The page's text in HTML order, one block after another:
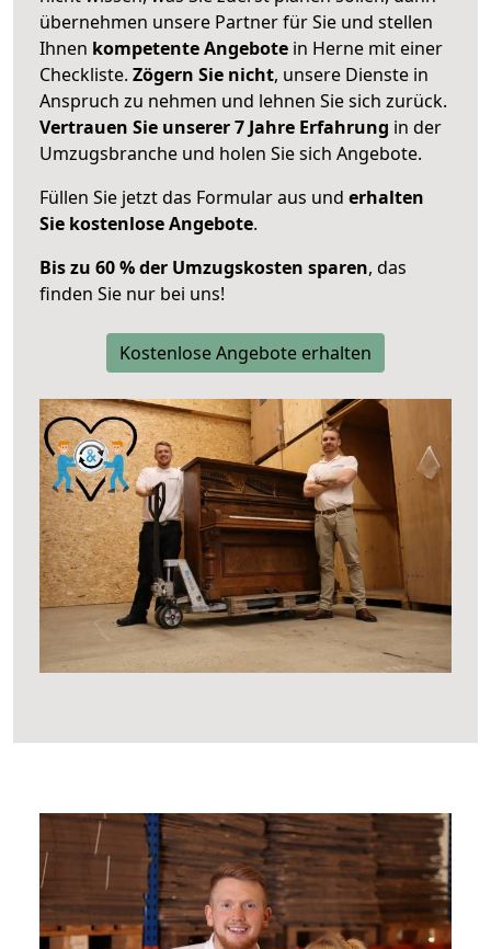
übernehmen unsere Partner für Sie und stellen
Ihnen kompetente Angebote in Herne mit einer
Checkliste. Zögern Sie nicht, unsere Dienste in
Anspruch zu nehmen und lehnen Sie sich zurück.
Vertrauen Sie unserer 7 Jahre Erfahrung in der
Umzugsbranche und holen Sie sich Angebote.
Füllen Sie jetzt das Formular aus und erhalten
Sie kostenlose Angebote.
Bis zu 60 % der Umzugskosten sparen, das
finden Sie nur bei uns!
Kostenlose Angebote erhalten